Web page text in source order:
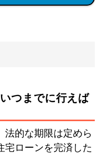
つまでに行えば
法的な期限は定めら
宅ローンを完済した